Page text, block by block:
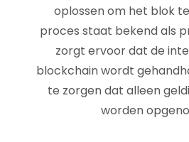
oplossen om het blok
proces staat bekend als
zorgt ervoor dat de
blockchain wordt
te zorgen dat alleen
worden